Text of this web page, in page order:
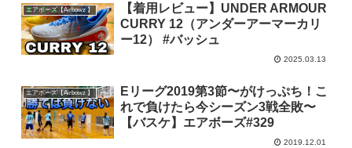
エアボーズ【Airbowz 】
【着用レビュー】UNDER ARMOUR
CURRY 12（アンダーアーマーカリ
ー12） #バッシュ
2025.03.13
エアボーズ【Airbowz 】
Eリーグ2019第3節〜がけっぷち！こ
れで負けたら今シーズン3戦全敗〜
【バスケ】エアボーズ#329
2019.12.01